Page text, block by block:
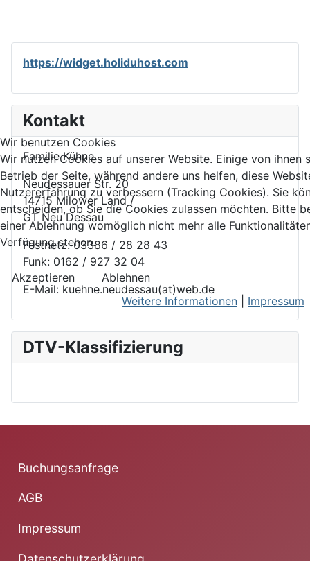
https://widget.holiduhost.com
Kontakt
Familie Kühne
Neudessauer Str. 20
14715 Milower Land /
GT Neu Dessau
Festnetz: 03386 / 28 28 43
Funk: 0162 / 927 32 04
E-Mail: kuehne.neudessau(at)web.de
DTV-Klassifizierung
Buchungsanfrage
AGB
Impressum
Wir benutzen Cookies
Wir nutzen Cookies auf unserer Website. Einige von ihnen
Betrieb der Seite, während andere uns helfen, diese
Nutzererfahrung zu verbessern (Tracking Cookies). Sie
entscheiden, ob Sie die Cookies zulassen möchten. Bitte
einer Ablehnung womöglich nicht mehr alle
Verfügung stehen.
Akzeptieren
Ablehnen
Weitere Informationen
Impressum